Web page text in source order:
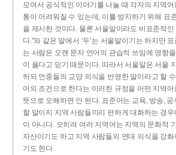
모여서 공식적인 이야기를 나눌 때 각자의 지역
통이 어려워질 수 있는데, 이를 방지하기 위해 표
을 제시한 것이다. 물론 서울말이라도 비표준적인
다.”와 같은 말에서 ‘두’는 서울말이기는 하지만
는 사람은 오랜 문자 언어의 관습적 쓰임에 영향을
이 옳다고 믿기 때문이다. 따라서 서울말은 서울
하되 언중들의 교양 의식을 반영한 말이라고 할
어의 조건으로 한다는 이러한 규정을 어떤 지역
뜻으로 오해하면 안 된다. 표준어는 교육, 방송,
할 말이지 지역 사람들끼리 편하게 대화하는 경
이 아니다. 오히려 여러 지역어는 지역의 문화적
자산이기도 하고 지역 사람들의 연대 의식을 강
기도 한다.